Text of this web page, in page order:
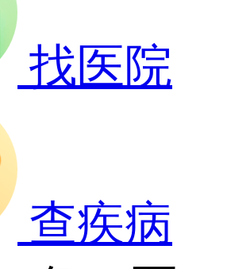
找医院
查疾病